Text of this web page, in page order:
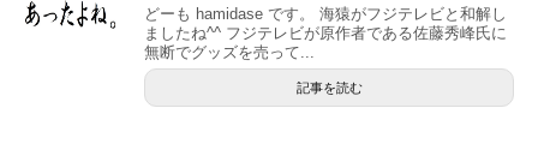
どーも hamidase です。 海猿がフジテレビと和解し
ましたね^^ フジテレビが原作者である佐藤秀峰氏に
無断でグッズを売って...
記事を読む